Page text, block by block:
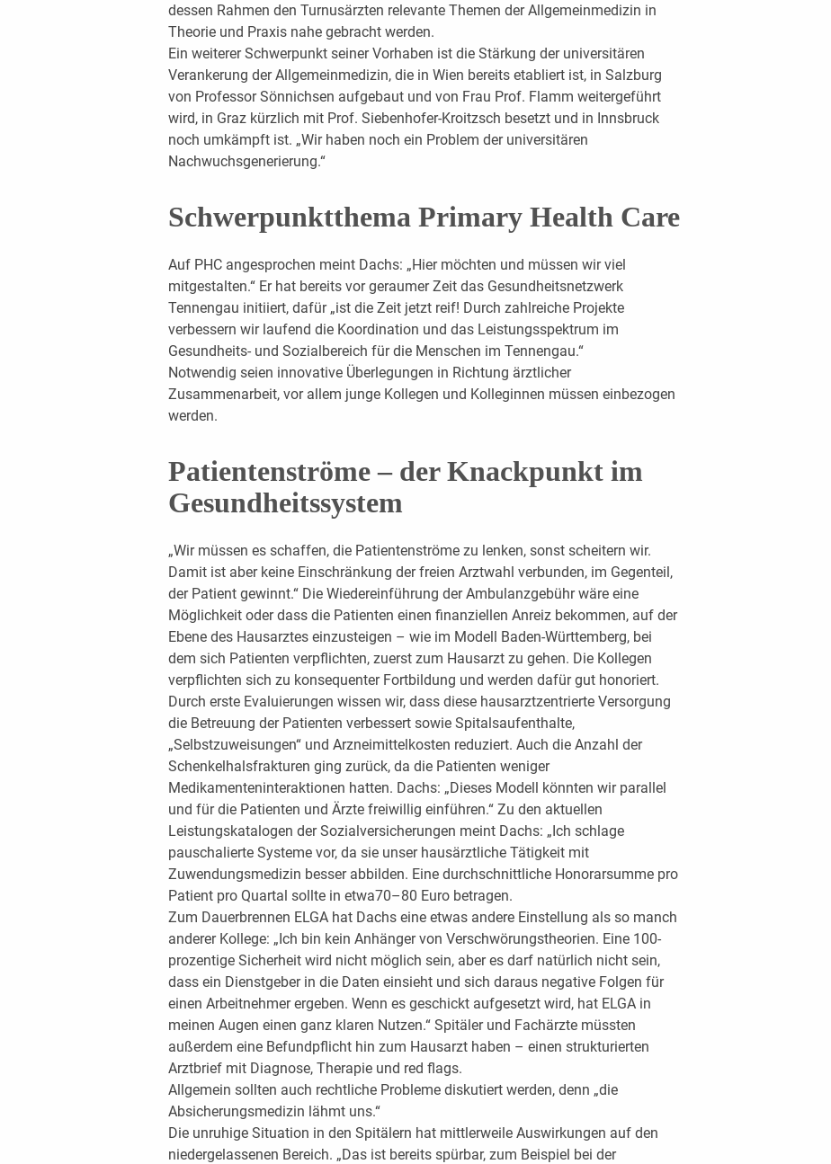
dessen Rahmen den Turnusärzten relevante Themen der Allgemeinmedizin in
Theorie und Praxis nahe gebracht werden.
Ein weiterer Schwerpunkt seiner Vorhaben ist die Stärkung der universitären
Verankerung der Allgemeinmedizin, die in Wien bereits etabliert ist, in Salzburg
von Professor Sönnichsen aufgebaut und von Frau Prof. Flamm weitergeführt
wird, in Graz kürzlich mit Prof. Siebenhofer-Kroitzsch besetzt und in Innsbruck
noch umkämpft ist. „Wir haben noch ein Problem der universitären
Nachwuchsgenerierung.“
Schwerpunktthema Primary Health Care
Auf PHC angesprochen meint Dachs: „Hier möchten und müssen wir viel
mitgestalten.“ Er hat bereits vor geraumer Zeit das Gesundheitsnetzwerk
Tennengau initiiert, dafür „ist die Zeit jetzt reif! Durch zahlreiche Projekte
verbessern wir laufend die Koordination und das Leistungsspektrum im
Gesundheits- und Sozialbereich für die Menschen im Tennengau.“
Notwendig seien innovative Überlegungen in Richtung ärztlicher
Zusammenarbeit, vor allem junge Kollegen und Kolleginnen müssen einbezogen
werden.
Patientenströme – der Knackpunkt im
Gesundheitssystem
„Wir müssen es schaffen, die Patientenströme zu lenken, sonst scheitern wir.
Damit ist aber keine Einschränkung der freien Arztwahl verbunden, im Gegenteil,
der Patient gewinnt.“ Die Wiedereinführung der Ambulanzgebühr wäre eine
Möglichkeit oder dass die Patienten einen finanziellen Anreiz bekommen, auf der
Ebene des Hausarztes einzusteigen – wie im Modell Baden-Württemberg, bei
dem sich Patienten verpflichten, zuerst zum Hausarzt zu gehen. Die Kollegen
verpflichten sich zu konsequenter Fortbildung und werden dafür gut honoriert.
Durch erste Evaluierungen wissen wir, dass diese hausarztzentrierte Versorgung
die Betreuung der Patienten verbessert sowie Spitalsaufenthalte,
„Selbstzuweisungen“ und Arzneimittelkosten reduziert. Auch die Anzahl der
Schenkelhalsfrakturen ging zurück, da die Patienten weniger
Medikamenteninteraktionen hatten. Dachs: „Dieses Modell könnten wir parallel
und für die Patienten und Ärzte freiwillig einführen.“ Zu den aktuellen
Leistungskatalogen der Sozialversicherungen meint Dachs: „Ich schlage
pauschalierte Systeme vor, da sie unser hausärztliche Tätigkeit mit
Zuwendungsmedizin besser abbilden. Eine durchschnittliche Honorarsumme pro
Patient pro Quartal sollte in etwa70–80 Euro betragen.
Zum Dauerbrennen ELGA hat Dachs eine etwas andere Einstellung als so manch
anderer Kollege: „Ich bin kein Anhänger von Verschwörungstheorien. Eine 100-
prozentige Sicherheit wird nicht möglich sein, aber es darf natürlich nicht sein,
dass ein Dienstgeber in die Daten einsieht und sich daraus negative Folgen für
einen Arbeitnehmer ergeben. Wenn es geschickt aufgesetzt wird, hat ELGA in
meinen Augen einen ganz klaren Nutzen.“ Spitäler und Fachärzte müssten
außerdem eine Befundpflicht hin zum Hausarzt haben – einen strukturierten
Arztbrief mit Diagnose, Therapie und red flags.
Allgemein sollten auch rechtliche Probleme diskutiert werden, denn „die
Absicherungsmedizin lähmt uns.“
Die unruhige Situation in den Spitälern hat mittlerweile Auswirkungen auf den
niedergelassenen Bereich. „Das ist bereits spürbar, zum Beispiel bei der